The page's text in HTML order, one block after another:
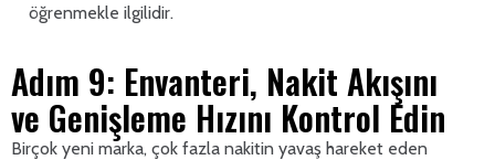
öğrenmekle ilgilidir.
Adım 9: Envanteri, Nakit Akışını
ve Genişleme Hızını Kontrol Edin
Birçok yeni marka, çok fazla nakitin yavaş hareket eden